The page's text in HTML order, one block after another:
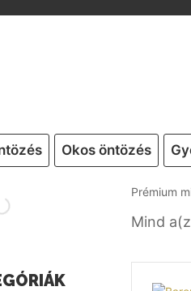
Okos öntözés
Prémium
Mind